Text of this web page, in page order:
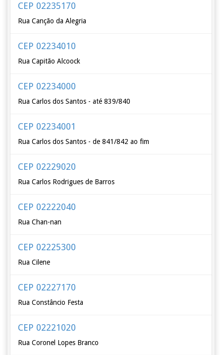
CEP 02235170
Rua Canção da Alegria
CEP 02234010
Rua Capitão Alcoock
CEP 02234000
Rua Carlos dos Santos - até 839/840
CEP 02234001
Rua Carlos dos Santos - de 841/842 ao fim
CEP 02229020
Rua Carlos Rodrigues de Barros
CEP 02222040
Rua Chan-nan
CEP 02225300
Rua Cilene
CEP 02227170
Rua Constâncio Festa
CEP 02221020
Rua Coronel Lopes Branco